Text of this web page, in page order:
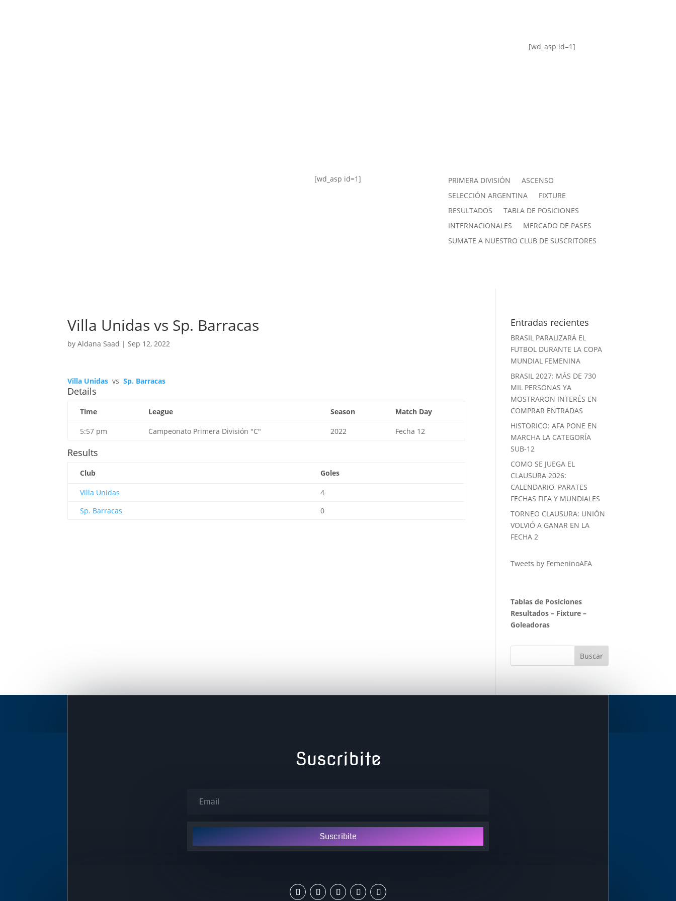
[wd_asp id=1]
[wd_asp id=1] PRIMERA DIVISIÓN
ASCENSO
SELECCIÓN ARGENTINA
FIXTURE
RESULTADOS
TABLA DE POSICIONES
INTERNACIONALES
MERCADO DE PASES
SUMATE A NUESTRO CLUB DE SUSCRITORES
Villa Unidas vs Sp. Barracas
byAldana Saad |Sep 12, 2022
Villa Unidas vs Sp. Barracas
Details
Time League Season Match Day
5:57 pm Campeonato Primera División "C" 2022 Fecha 12
Results
Club Goles
Villa Unidas
4
Sp. Barracas
0
Entradas recientes
BRASIL PARALIZARÁ EL
FUTBOL DURANTE LA COPA
MUNDIAL FEMENINA
BRASIL 2027: MÁS DE 730
MIL PERSONAS YA
MOSTRARON INTERÉS EN
COMPRAR ENTRADAS
HISTORICO: AFA PONE EN
MARCHA LA CATEGORÍA
SUB-12
COMO SE JUEGA EL
CLAUSURA 2026:
CALENDARIO, PARATES
FECHAS FIFA Y MUNDIALES
TORNEO CLAUSURA: UNIÓN
VOLVIÓ A GANAR EN LA
FECHA 2
Tweets by FemeninoAFA
Tablas de Posiciones
Resultados – Fixture –
Goleadoras
Suscribite
Suscribite